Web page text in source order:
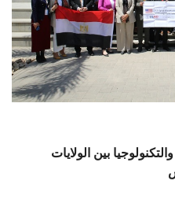
بين الولايات